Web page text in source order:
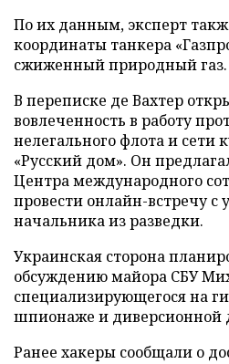
По их данным, эксперт
координаты танкера
сжиженный природный газ.
В переписке де Вахтер
вовлеченность в работу
нелегального флота и сети
«Русский дом». Он
Центра международного
провести онлайн-встречу с
начальника из разведки.
Украинская сторона
обсуждению майора СБУ
специализирующегося на
шпионаже и диверсионной
Ранее хакеры сообщали о